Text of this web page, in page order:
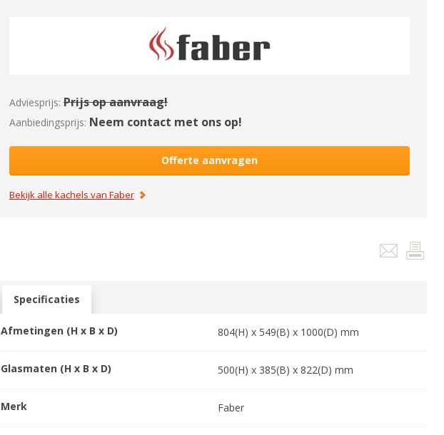
Adviesprijs: Prijs op aanvraag!
Aanbiedingsprijs: Neem contact met ons op!
Offerte aanvragen
Bekijk alle kachels van Faber
Specificaties
Afmetingen (H x B x D) 804(H) x 549(B) x 1000(D) mm
Glasmaten (H x B x D) 500(H) x 385(B) x822(D) mm
Merk Faber